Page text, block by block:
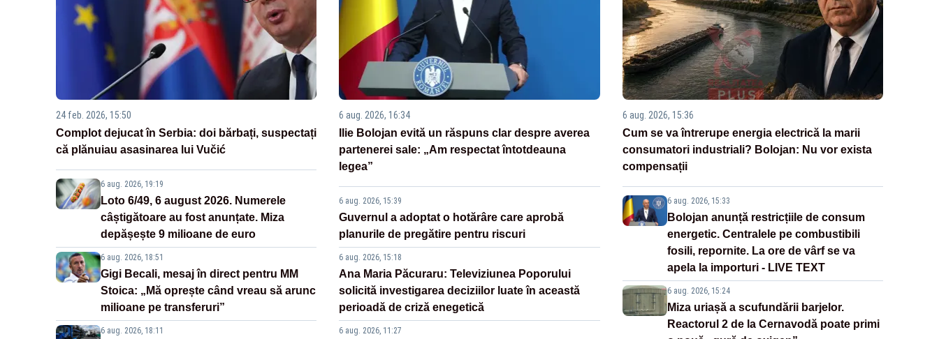
24 feb. 2026, 15:50
Complot dejucat în Serbia: doi bărbați, suspectați
că plănuiau asasinarea lui Vučić
6 aug. 2026, 19:19
Loto 6/49, 6 august 2026. Numerele
câștigătoare au fost anunțate. Miza
depășește 9 milioane de euro
6 aug. 2026, 18:51
Gigi Becali, mesaj în direct pentru MM
Stoica: „Mă oprește când vreau să arunc
milioane pe transferuri”
6 aug. 2026, 18:11
6 aug. 2026, 16:34
Ilie Bolojan evită un răspuns clar despre averea
partenerei sale: „Am respectat întotdeauna
legea”
6 aug. 2026, 15:39
Guvernul a adoptat o hotărâre care aprobă
planurile de pregătire pentru riscuri
6 aug. 2026, 15:18
Ana Maria Păcuraru: Televiziunea Poporului
solicită investigarea deciziilor luate în această
perioadă de criză enegetică
6 aug. 2026, 11:27
6 aug. 2026, 15:36
Cum se va întrerupe energia electrică la marii
consumatori industriali? Bolojan: Nu vor exista
compensații
6 aug. 2026, 15:33
Bolojan anunță restricțiile de consum
energetic. Centralele pe combustibili
fosili, repornite. La ore de vârf se va
apela la importuri - LIVE TEXT
6 aug. 2026, 15:24
Miza uriașă a scufundării barjelor.
Reactorul 2 de la Cernavodă poate primi